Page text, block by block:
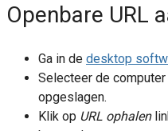
Openbare URL
Ga in de desktop
Selecteer de
opgeslagen.
Klik op URL ophalen